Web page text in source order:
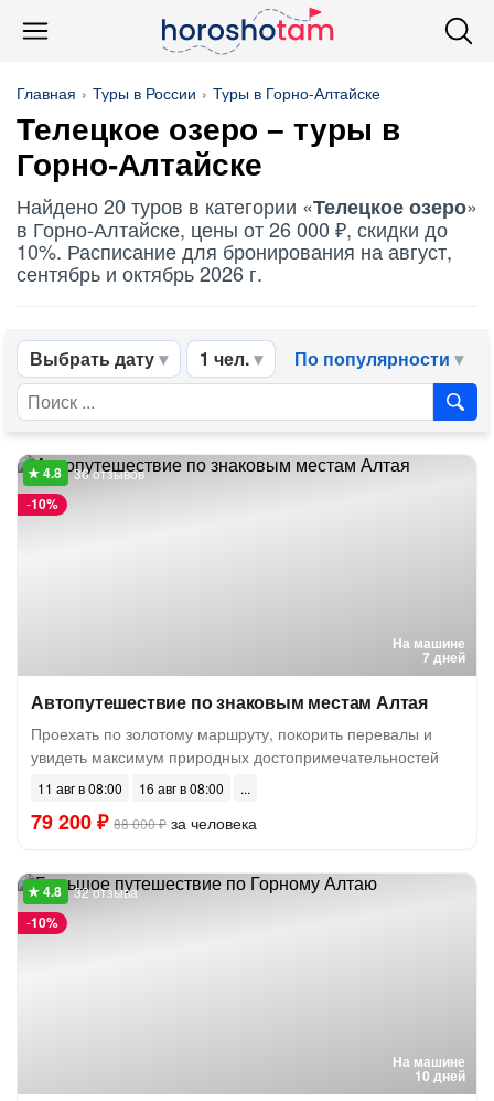
Главная Туры в России Туры в Горно-Алтайске
Телецкое озеро – туры в
Горно-Алтайске
Найдено 20 туров в категории «Телецкое озеро»
в Горно-Алтайске, цены от 26 000 ₽, скидки до
10%. Расписание для бронирования на август,
сентябрь и октябрь 2026 г.
Выбрать дату 1 чел. По популярности
На машине
7 дней
-10%
36 отзывов
Автопутешествие по знаковым местам Алтая
Проехать по золотому маршруту, покорить перевалы и
увидеть максимум природных достопримечательностей
11 авг в 08:00 16 авг в 08:00
79 200 ₽ 88 000 ₽ за человека
На машине
10 дней
-10%
32 отзыва